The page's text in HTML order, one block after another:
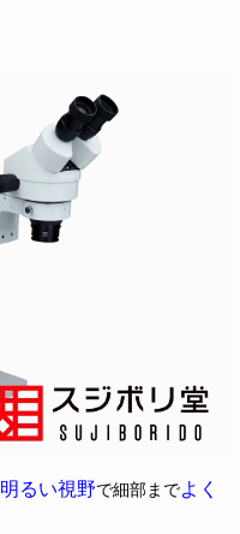
明るい視野で細部までよく